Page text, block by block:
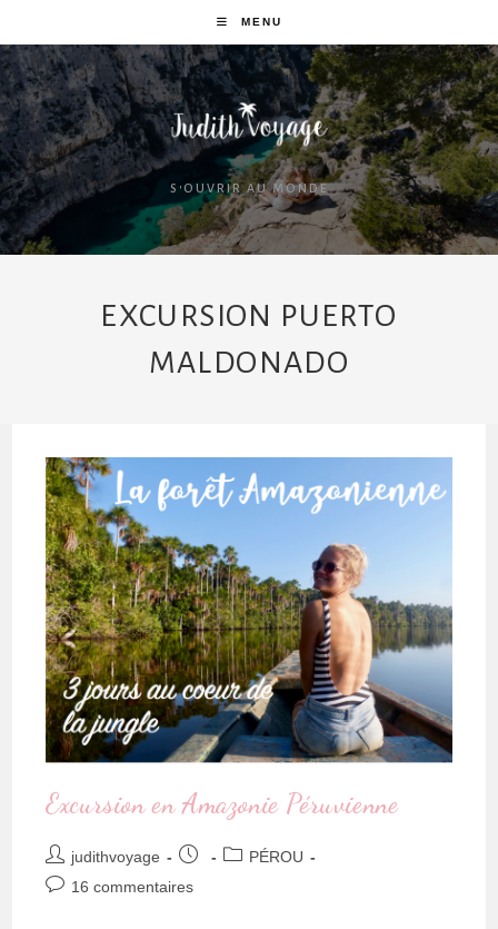
MENU
S'OUVRIR AU MONDE
EXCURSION PUERTO
MALDONADO
Excursion en Amazonie Péruvienne
judithvoyage
PÉROU
16 commentaires